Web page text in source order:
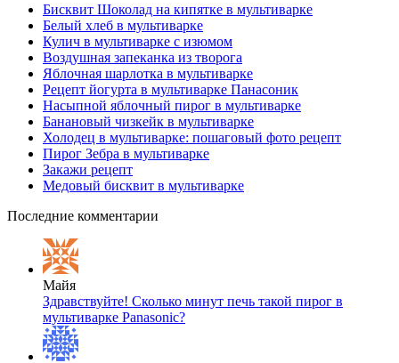
Бисквит Шоколад на кипятке в мультиварке
Белый хлеб в мультиварке
Кулич в мультиварке с изюмом
Воздушная запеканка из творога
Яблочная шарлотка в мультиварке
Рецепт йогурта в мультиварке Панасоник
Насыпной яблочный пирог в мультиварке
Банановый чизкейк в мультиварке
Холодец в мультиварке: пошаговый фото рецепт
Пирог Зебра в мультиварке
Закажи рецепт
Медовый бисквит в мультиварке
Последние комментарии
Майя
Здравствуйте! Сколько минут печь такой пирог в
мультиварке Panasonic?